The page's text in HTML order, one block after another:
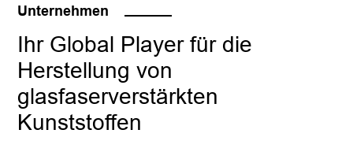
Unternehmen
Ihr Global Player für die
Herstellung von
glasfaserverstärkten
Kunststoffen